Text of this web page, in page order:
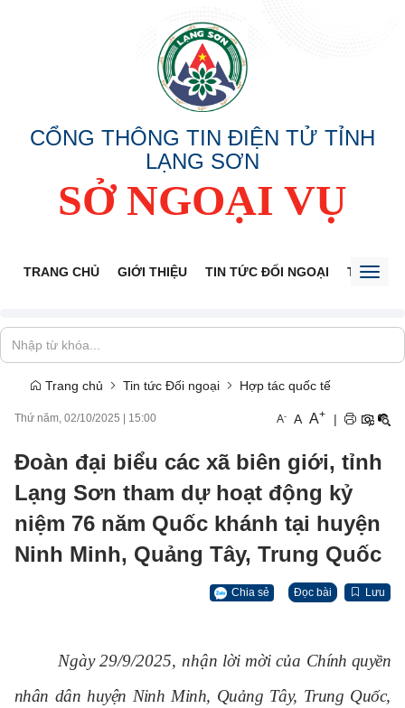
CỔNG THÔNG TIN ĐIỆN TỬ TỈNH
LẠNG SƠN
SỞ NGOẠI VỤ
TRANG CHỦ GIỚI THIỆU TIN TỨC ĐỐI NGOẠI THÔNG
Trang chủ Tin tức Đối ngoại Hợp tác quốc tế
Thứ năm, 02/10/2025 15:00 A- A A+ |
Đoàn đại biểu các xã biên giới, tỉnh
Lạng Sơn tham dự hoạt động kỷ
niệm 76 năm Quốc khánh tại huyện
Ninh Minh, Quảng Tây, Trung Quốc
Chia sẻ Đọc bài Lưu
Ngày 29/9/2025, nhận lời mời của Chính quyền
nhân dân huyện Ninh Minh, Quảng Tây, Trung Quốc,